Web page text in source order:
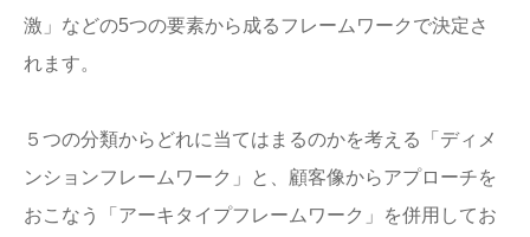
激」などの5つの要素から成るフレームワークで決定さ
れます。
５つの分類からどれに当てはまるのかを考える「ディメ
ンションフレームワーク」と、顧客像からアプローチを
おこなう「アーキタイプフレームワーク」を併用してお